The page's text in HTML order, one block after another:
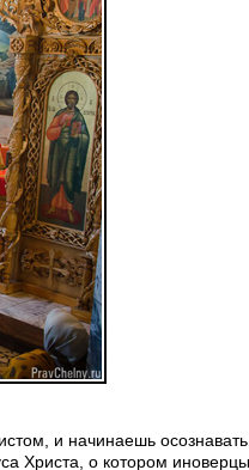
и начинаешь
Христа, о котором иноверцы